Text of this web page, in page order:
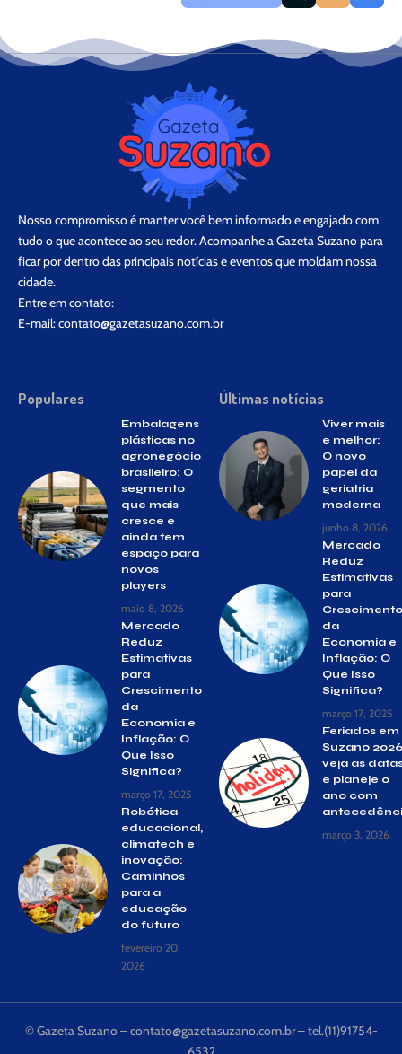
Nosso compromisso é manter você bem informado e engajado com
tudo o que acontece ao seu redor. Acompanhe a Gazeta Suzano para
ficar por dentro das principais notícias e eventos que moldam nossa
cidade.
Entre em contato:
E-mail:contato@gazetasuzano.com.br
Populares
Embalagens
plásticas no
agronegócio
brasileiro: O
segmento
que mais
cresce e
ainda tem
espaço para
novos
players
maio 8, 2026
Mercado
Reduz
Estimativas
para
Crescimento
da
Economia e
Inflação: O
Que Isso
Significa?
março 17, 2025
Robótica
educacional,
climatech e
inovação:
Caminhos
para a
educação
do futuro
fevereiro 20,
2026
Últimas notícias
Viver mais
e melhor:
O novo
papel da
geriatria
moderna
junho 8, 2026
Mercado
Reduz
Estimativas
para
Crescimento
da
Economia e
Inflação: O
Que Isso
Significa?
março 17, 2025
Feriados em
Suzano
veja as
e planeje o
ano com
março 3, 2026
© Gazeta Suzano –contato@gazetasuzano.com.br– tel.(11)91754-